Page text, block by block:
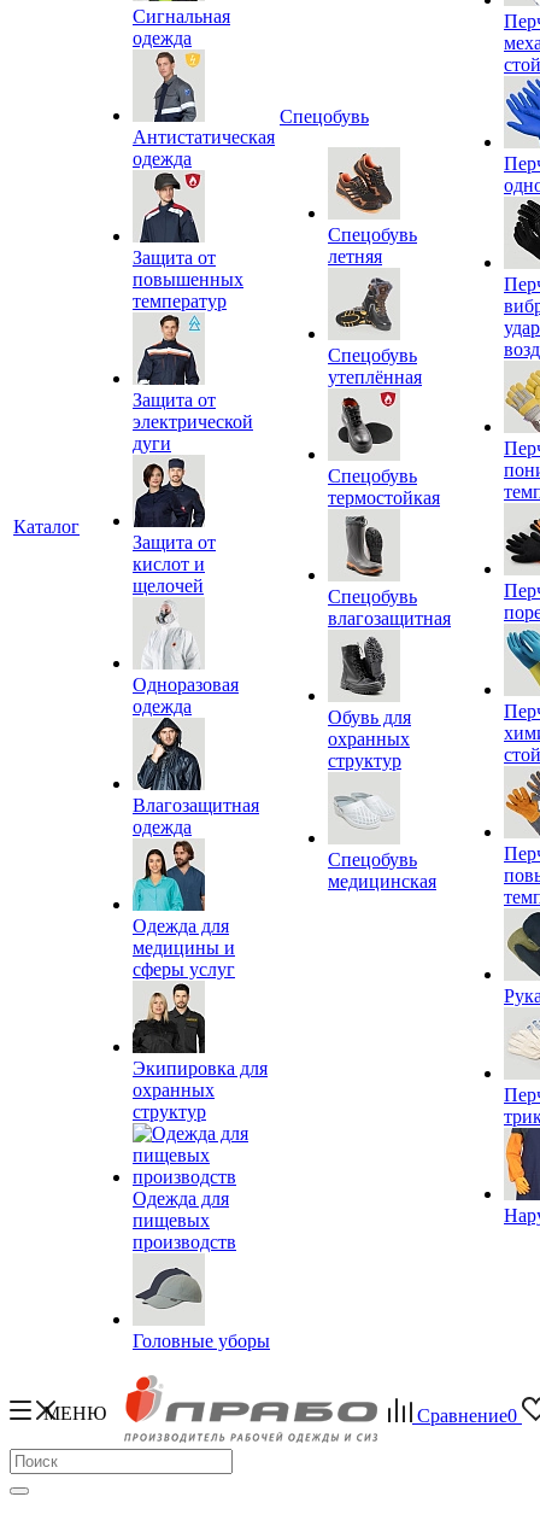
Каталог
Сигнальная
одежда
Антистатическая
одежда
Защита от
повышенных
температур
Защита от
электрической
дуги
Защита от
кислот и
щелочей
Одноразовая
одежда
Влагозащитная
одежда
Одежда для
медицины и
сферы услуг
Экипировка для
охранных
структур
Одежда для
пищевых
производств
Головные уборы
Спецобувь
Спецобувь
летняя
Спецобувь
утеплённая
Спецобувь
термостойкая
Спецобувь
влагозащитная
Обувь для
охранных
структур
Спецобувь
медицинская
МЕНЮ Сравнение0